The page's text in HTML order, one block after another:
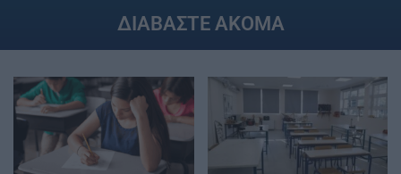
ΔΙΑΒΑΣΤΕ ΑΚΟΜΑ